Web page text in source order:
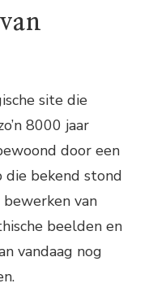
site die
8000 jaar
door een
die bekend stond
van
beelden en
vandaag nog